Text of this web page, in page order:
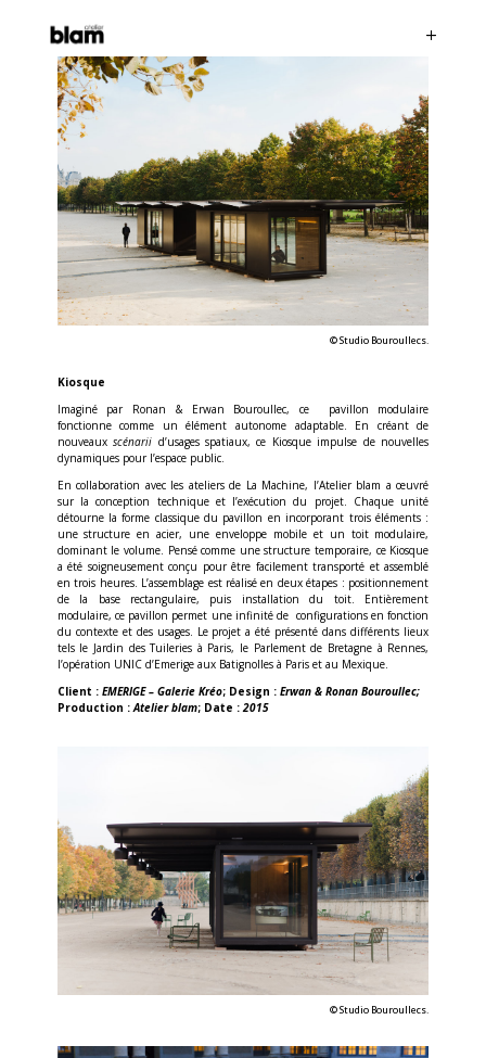
©Studio Bouroullecs.
Kiosque
Imaginé par Ronan & Erwan Bouroullec, ce pavillon modulaire
fonctionne comme un élément autonome adaptable. En créant de
nouveauxscénarii d’usages spatiaux, ce Kiosque impulse de nouvelles
dynamiques pour l’espace public.
En collaboration avec les ateliers de La Machine, l’Atelier blam a œuvré
sur la conception technique et l’exécution du projet. Chaque unité
détourne la forme classique du pavillon en incorporant trois éléments :
une structure en acier, une enveloppe mobile et un toit modulaire,
dominant le volume. Pensé comme une structure temporaire, ce Kiosque
a été soigneusement conçu pour être facilement transporté et assemblé
en trois heures. L’assemblage est réalisé en deux étapes : positionnement
de la base rectangulaire, puis installation du toit. Entièrement
modulaire, ce pavillon permet une infinité de configurations en fonction
du contexte et des usages. Le projet a été présenté dans différents lieux
tels le Jardin des Tuileries à Paris, le Parlement de Bretagne à Rennes,
l’opération UNIC d’Emerige aux Batignolles à Paris et au Mexique.
Client : EMERIGE – Galerie Kréo; Design :Erwan & Ronan Bouroullec;
Production :Atelier blam; Date :2015
©Studio Bouroullecs.